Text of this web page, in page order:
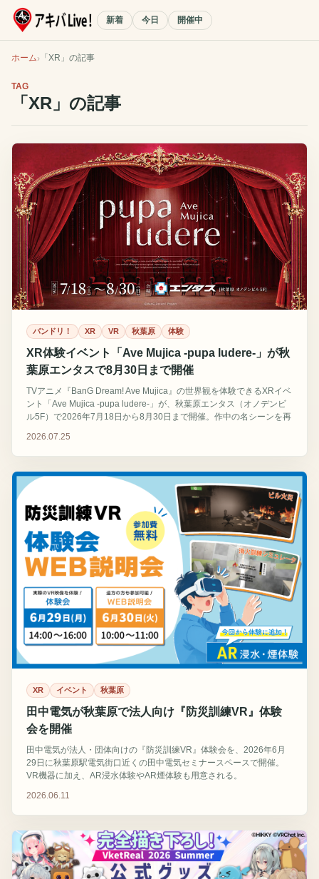
新着 今日 開催中
ホーム 「 XR 」の記事
TAG
「 XR 」の記事
バンドリ！ XR VR 秋葉原 体験
XR体験イベント「Ave Mujica -pupa ludere-」が秋
葉原エンタスで8月30日まで開催
TVアニメ『BanG Dream! Ave Mujica』の世界観を体験できるXRイベ
ント「Ave Mujica -pupa ludere-」が、秋葉原エンタス（オノデンビ
ル5F）で2026年7月18日から8月30日まで開催。作中の名シーンを再
録り下ろしボイスや作中キャラクターとの記念撮影機能も用意。チケ
2026.07.25
XR イベント 秋葉原
田中電気が秋葉原で法人向け『防災訓練VR』体験
会を開催
田中電気が法人・団体向けの『防災訓練VR』体験会を、2026年6月
29日に秋葉原駅電気街口近くの田中電気セミナースペースで開催。
VR機器に加え、AR浸水体験やAR煙体験も用意される。
2026.06.11